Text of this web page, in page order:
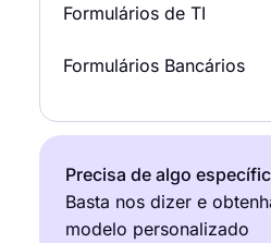
Inquéritos de
Formulários de TI
Formulários Bancários
Precisa de algo
Basta nos dizer e
modelo personalizado